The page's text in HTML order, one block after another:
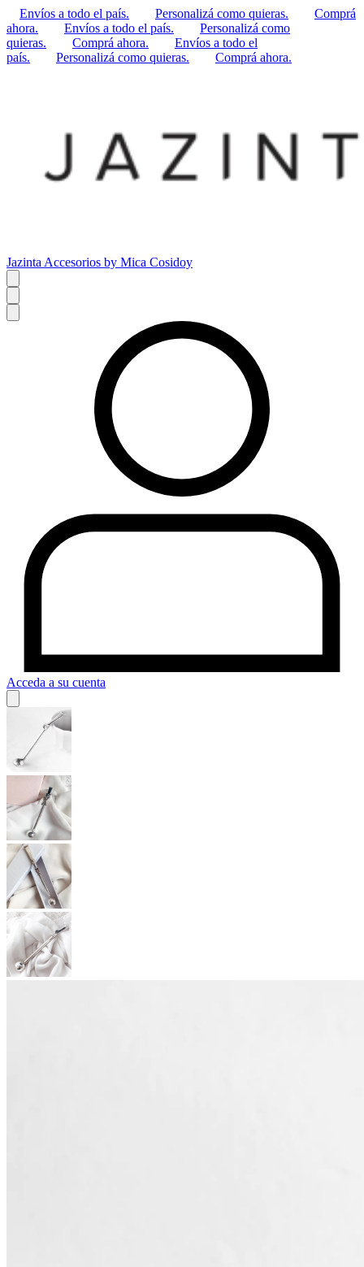
Envíos a todo el país. Personalizá como quieras.
Comprá
ahora.
Envíos a todo el país.
Personalizá como
quieras.
Comprá ahora.
Envíos a todo el
país.
Personalizá como quieras. Comprá ahora.
Jazinta Accesorios by Mica Cosidoy
Acceda a su cuenta